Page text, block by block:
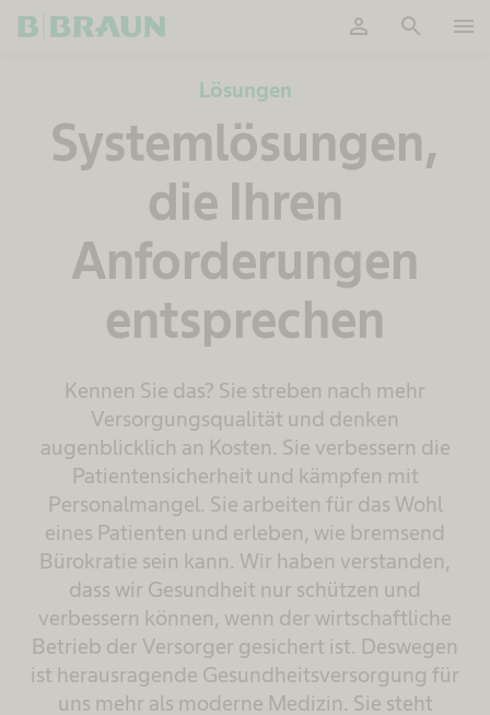
person search menu
Lösungen
Systemlösungen,
die Ihren
Anforderungen
entsprechen
Kennen Sie das? Sie streben nach mehr
Versorgungsqualität und denken
augenblicklich an Kosten. Sie verbessern die
Patientensicherheit und kämpfen mit
Personalmangel. Sie arbeiten für das Wohl
eines Patienten und erleben, wie bremsend
Bürokratie sein kann. Wir haben verstanden,
dass wir Gesundheit nur schützen und
verbessern können, wenn der wirtschaftliche
Betrieb der Versorger gesichert ist. Deswegen
ist herausragende Gesundheitsversorgung für
uns mehr als moderne Medizin. Sie steht